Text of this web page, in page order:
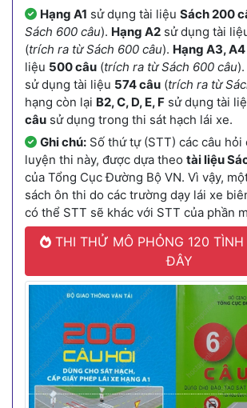
Hạng A1 sử dụng tài liệu Sách 200
Sách 600 câu). Hạng A2 sử dụng tài
(trích ra từ Sách 600 câu). Hạng A3, A4
liệu 500 câu (trích ra từ Sách 600 câu).
sử dụng tài liệu 574 câu (trích ra từ
hạng còn lại B2, C, D, E, F sử dụng tài
câu sử dụng trong thi sát hạch lái xe.
Ghi chú: Số thứ tự (STT) các câu hỏi
luyện thi này, được dựa theo tài liệu
của Tổng Cục Đường Bộ VN. Vì vậy,
sách ôn thi do các trường dạy lái xe
có thể STT sẽ khác với STT của phần
THI THỬ MÔ PHỎNG 120 TÌNH
ĐÂY